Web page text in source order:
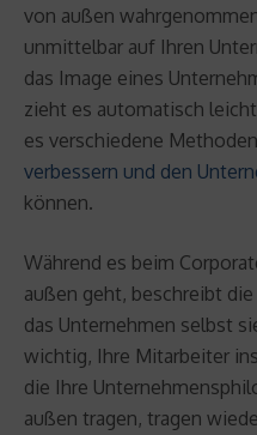
von außen
unmittelbar auf Ihren
das Image eines
zieht es automatisch
es verschiedene
verbessern und den
können.
Während es beim
außen geht, beschreibt
das Unternehmen selbst
wichtig, Ihre Mitarbeiter
die Ihre
außen tragen, tragen